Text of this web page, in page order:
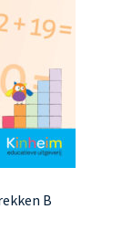
B